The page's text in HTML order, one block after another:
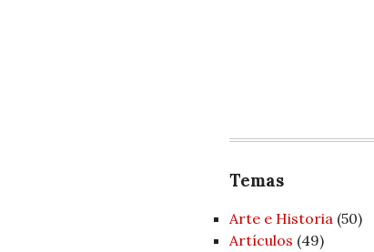
Temas
Arte e Historia (50)
Artí­culos (49)